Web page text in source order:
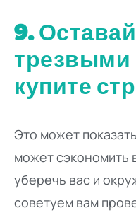
9.
трезвыми
купите
Это может
может сэкономить
уберечь вас и
советуем вам